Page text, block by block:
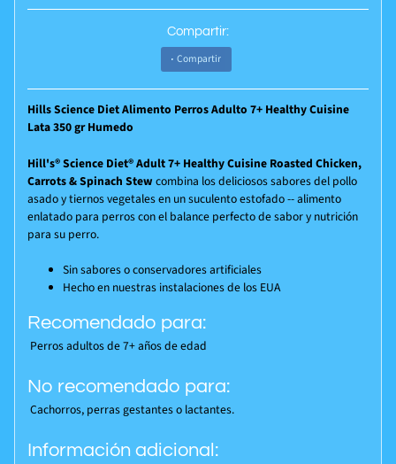
Compartir:
Compartir
Hills Science Diet Alimento Perros Adulto 7+ Healthy Cuisine
Lata 350 gr Humedo
Hill's®Science Diet®Adult 7+ Healthy Cuisine Roasted Chicken,
Carrots & Spinach Stewcombina los deliciosos sabores del pollo
asado y tiernos vegetales en un suculento estofado -- alimento
enlatado para perros con el balance perfecto de sabor y nutrición
para su perro.
Sin sabores o conservadores artificiales
Hecho en nuestras instalaciones de los EUA
Recomendado para:
Perros adultos de 7+ años de edad
No recomendado para:
Cachorros, perras gestantes o lactantes.
Información adicional: